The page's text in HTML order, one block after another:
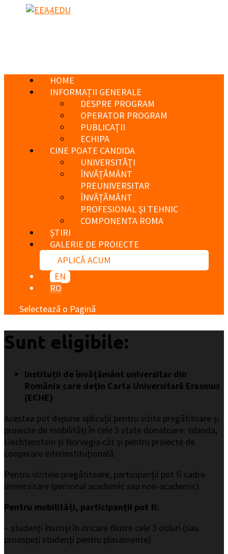
HOME
INFORMAȚII GENERALE
DESPRE PROGRAM
OPERATOR PROGRAM
PUBLICAȚII
ECHIPA
CINE POATE CANDIDA
UNIVERSITĂȚI
ÎNVĂȚĂMÂNT
PREUNIVERSITAR
ÎNVĂȚĂMÂNT
PROFESIONAL ȘI TEHNIC
COMPONENTA ROMA
ȘTIRI
GALERIE DE PROIECTE
APLICĂ ACUM
EN
RO
Selectează o Pagină
Sunt eligibile:
Instituţii de învăţământ universitar din
România care dețin Carta Universitară Erasmus
(ECHE)
Acestea pot depune aplicaţii pentru vizite pregătitoare și
proiecte de mobilități în cele 3 state donatoare: Islanda,
Liechtenstein și Norvegia cât şi pentru proiecte de
cooperare interinstituţională.
Pentru vizitele pregătitoare, participanții pot fi cadre
universitare (personal academic sau non-academic).
Pentru mobilități, participanții pot fi:
– studenți înscriși în oricare dintre cele 3 cicluri (sau
proaspeți studenți pentru plasamente)